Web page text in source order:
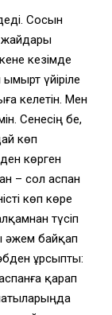
Сосын
кезімде
үйіріле
келетін. Мен
Сенесің бе,
көп
көрген
– сол аспан
көп көре
түсіп
әжем байқап
ұрсыпты:
қарап